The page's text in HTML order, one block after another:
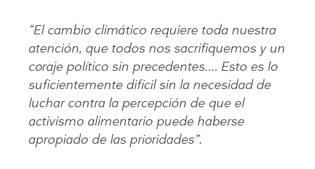
“El cambio climático requiere toda nuestra
atención, que todos nos sacrifiquemos y un
coraje político sin precedentes…. Esto es lo
suficientemente difícil sin la necesidad de
luchar contra la percepción de que el
activismo alimentario puede haberse
apropiado de las prioridades”.